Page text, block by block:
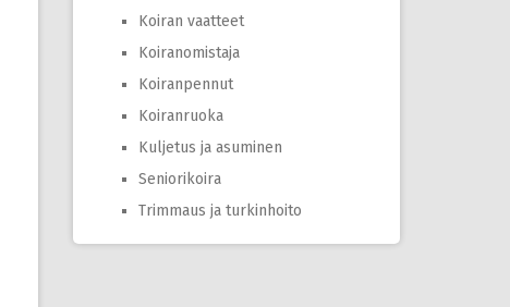
Koiran vaatteet
Koiranomistaja
Koiranpennut
Koiranruoka
Kuljetus ja asuminen
Seniorikoira
Trimmaus ja turkinhoito